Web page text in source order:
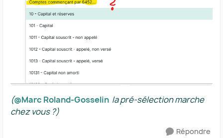
(​@Marc Roland-Gosselin la pré-sélection marche
chez vous ?)
Répondre